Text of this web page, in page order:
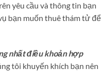
yêu cầu và thông tin bạn
bạn muốn thuê thám tử để
nhất điều khoản hợp
tôi khuyến khích bạn nên